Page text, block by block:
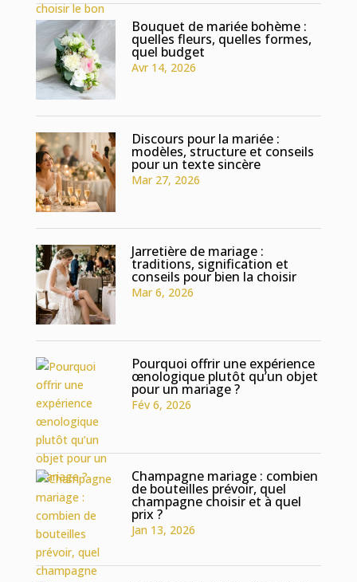
Bouquet de mariée bohème :
quelles fleurs, quelles formes,
quel budget
Avr 14, 2026
Discours pour la mariée :
modèles, structure et conseils
pour un texte sincère
Mar 27, 2026
Jarretière de mariage :
traditions, signification et
conseils pour bien la choisir
Mar 6, 2026
Pourquoi offrir une expérience
œnologique plutôt qu’un objet
pour un mariage ?
Fév 6, 2026
Champagne mariage : combien
de bouteilles prévoir, quel
champagne choisir et à quel
prix ?
Jan 13, 2026